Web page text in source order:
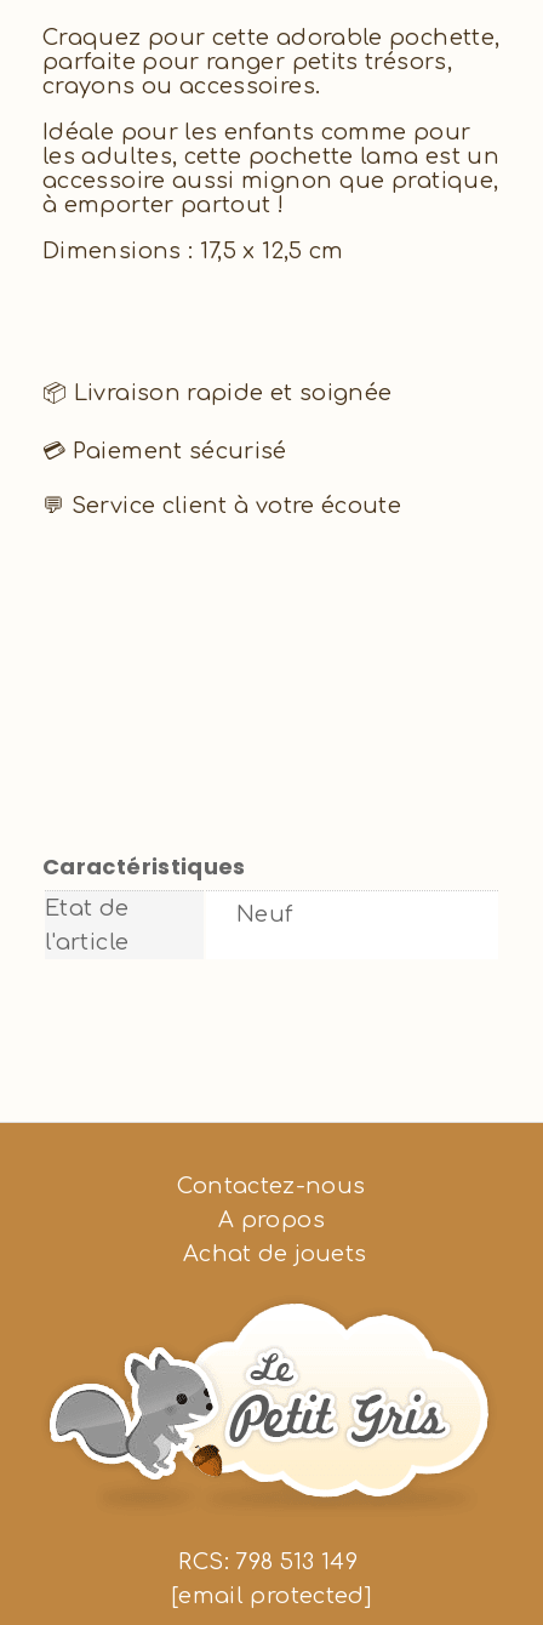
Craquez pour cette adorable pochette,
parfaite pour ranger petits trésors,
crayons ou accessoires.
Idéale pour les enfants comme pour
les adultes, cette pochette lama est un
accessoire aussi mignon que pratique,
à emporter partout !
Dimensions : 17,5 x 12,5 cm
📦 Livraison rapide et soignée
💳 Paiement sécurisé
💬 Service client à votre écoute
Caractéristiques
Etat de
l'article
Neuf
Contactez-nous
A propos
Achat de jouets
RCS: 798 513 149
[email protected]